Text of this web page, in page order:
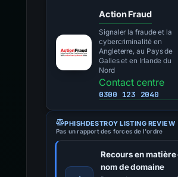
Action Fraud
Signaler la fraude et la
cybercriminalité en
Angleterre, au Pays de
Galles et en Irlande du
Nord
Contact centre
0300 123 2040
PHISHDESTROY LISTING REVIEW
Pas un rapport des forces de l'ordre
Recours en matière
nom de domaine